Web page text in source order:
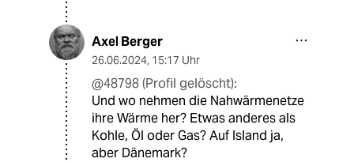
Axel Berger
26.06.2024, 15:17 Uhr
@48798 (Profil gelöscht):
Und wo nehmen die Nahwärmenetze
ihre Wärme her? Etwas anderes als
Kohle, Öl oder Gas? Auf Island ja,
aber Dänemark?